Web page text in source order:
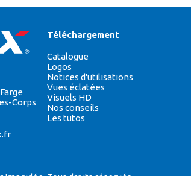
Corps
Téléchargement
Catalogue
Logos
Notices d'utilisations
Vues éclatées
Visuels HD
Nos conseils
Les tutos